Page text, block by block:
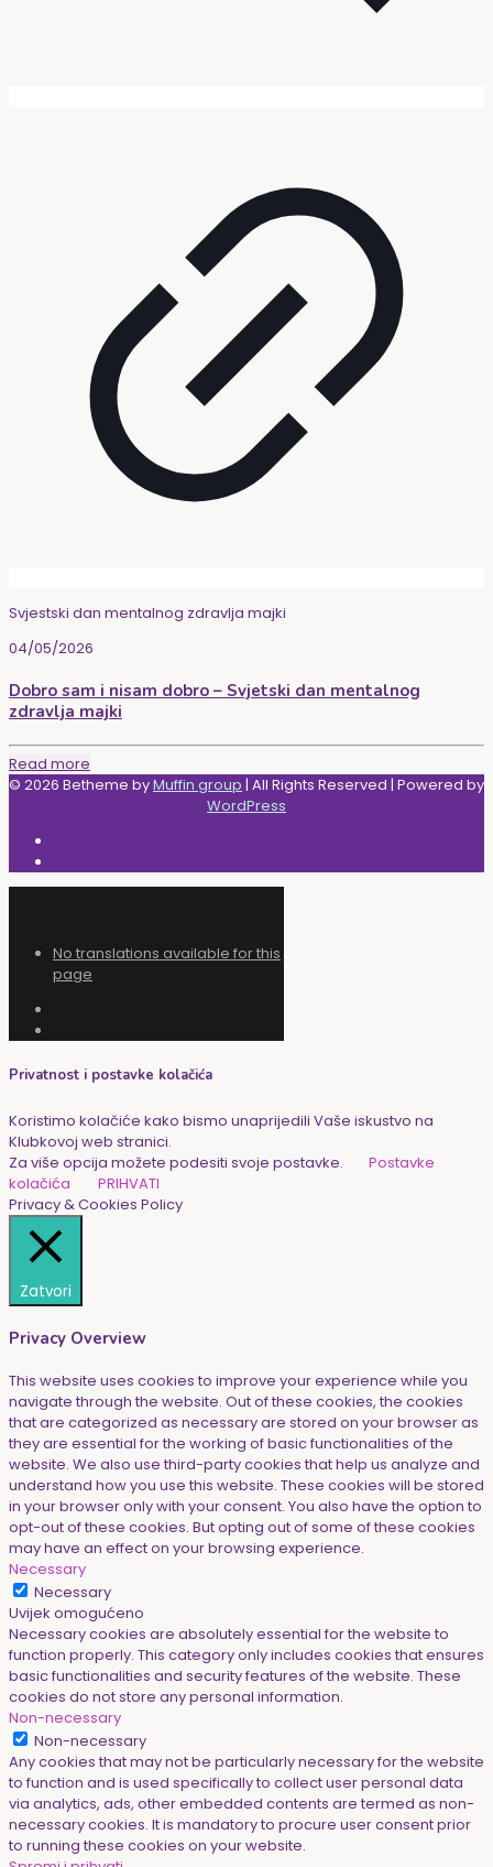
Svjestski dan mentalnog zdravlja majki
04/05/2026
Dobro sam i nisam dobro – Svjetski dan mentalnog
zdravlja majki
Read more
© 2026 Betheme byMuffin group | All Rights Reserved | Powered by
WordPress
No translations available for this
page
Privatnost i postavke kolačića
Koristimo kolačiće kako bismo unaprijedili Vaše iskustvo na
Klubkovoj web stranici.
Za više opcija možete podesiti svoje postavke.
Postavke
kolačića
PRIHVATI
Privacy & Cookies Policy
Zatvori
Privacy Overview
This website uses cookies to improve your experience while you
navigate through the website. Out of these cookies, the cookies
that are categorized as necessary are stored on your browser as
they are essential for the working of basic functionalities of the
website. We also use third-party cookies that help us analyze and
understand how you use this website. These cookies will be stored
in your browser only with your consent. You also have the option to
opt-out of these cookies. But opting out of some of these cookies
may have an effect on your browsing experience.
Necessary
Necessary
Uvijek omogućeno
Necessary cookies are absolutely essential for the website to
function properly. This category only includes cookies that ensures
basic functionalities and security features of the website. These
cookies do not store any personal information.
Non-necessary
Non-necessary
Any cookies that may not be particularly necessary for the website
to function and is used specifically to collect user personal data
via analytics, ads, other embedded contents are termed as non-
necessary cookies. It is mandatory to procure user consent prior
to running these cookies on your website.